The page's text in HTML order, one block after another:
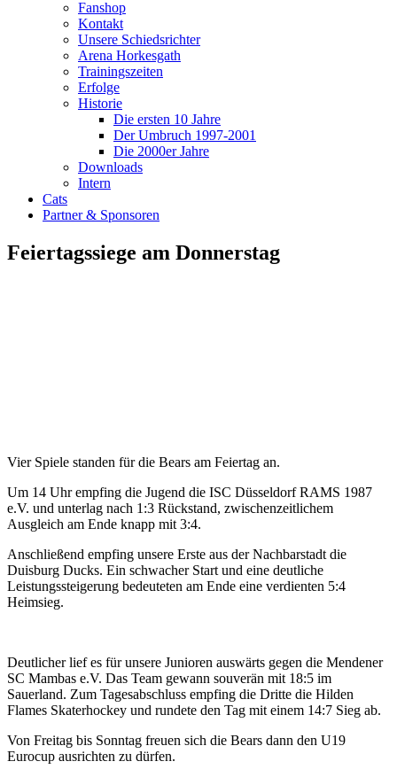
Fanshop
Kontakt
Unsere Schiedsrichter
Arena Horkesgath
Trainingszeiten
Erfolge
Historie
Die ersten 10 Jahre
Der Umbruch 1997-2001
Die 2000er Jahre
Downloads
Intern
Cats
Partner & Sponsoren
Feiertagssiege am Donnerstag
Vier Spiele standen für die Bears am Feiertag an.
Um 14 Uhr empfing die Jugend die ISC Düsseldorf RAMS 1987
e.V. und unterlag nach 1:3 Rückstand, zwischenzeitlichem
Ausgleich am Ende knapp mit 3:4.
Anschließend empfing unsere Erste aus der Nachbarstadt die
Duisburg Ducks. Ein schwacher Start und eine deutliche
Leistungssteigerung bedeuteten am Ende eine verdienten 5:4
Heimsieg.
Deutlicher lief es für unsere Junioren auswärts gegen die Mendener
SC Mambas e.V. Das Team gewann souverän mit 18:5 im
Sauerland. Zum Tagesabschluss empfing die Dritte die Hilden
Flames Skaterhockey und rundete den Tag mit einem 14:7 Sieg ab.
Von Freitag bis Sonntag freuen sich die Bears dann den U19
Eurocup ausrichten zu dürfen.